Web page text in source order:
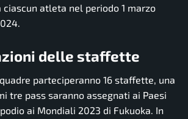
atleta nel periodo 1 marzo
delle staffette
parteciperanno 16 staffette, una
tre pass saranno assegnati ai Paesi
ai Mondiali 2023 di Fukuoka. In